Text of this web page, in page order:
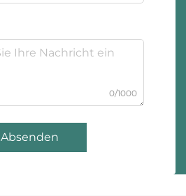
0/1000
Absenden